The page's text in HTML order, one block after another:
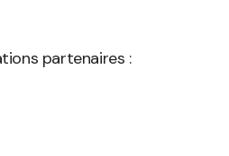
partenaires :